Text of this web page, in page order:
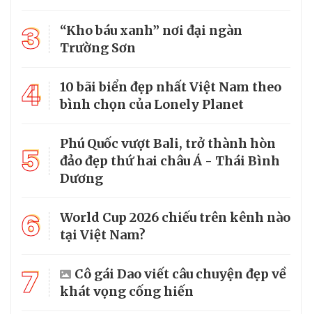
3
“Kho báu xanh” nơi đại ngàn
Trường Sơn
4
10 bãi biển đẹp nhất Việt Nam theo
bình chọn của Lonely Planet
5
Phú Quốc vượt Bali, trở thành hòn
đảo đẹp thứ hai châu Á - Thái Bình
Dương
6
World Cup 2026 chiếu trên kênh nào
tại Việt Nam?
7
Cô gái Dao viết câu chuyện đẹp về
khát vọng cống hiến